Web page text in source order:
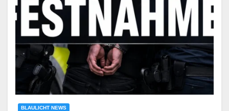
BLAULICHT NEWS